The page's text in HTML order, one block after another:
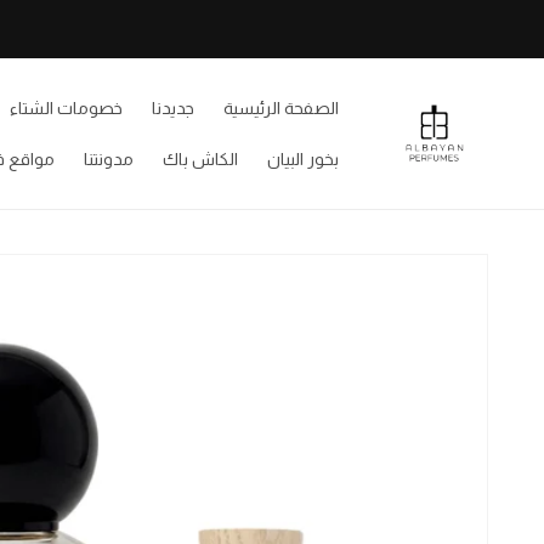
الصفحة الرئيسية جديدنا خصومات الشتاء
بخور البيان الكاش باك مدونتنا مواقع